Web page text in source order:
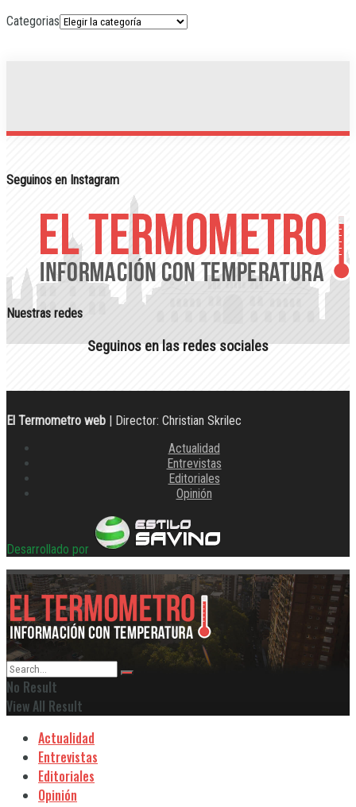
Categorias
Seguinos en Instagram
Nuestras redes
Seguinos en las redes sociales
El Termometro web | Director: Christian Skrilec
Actualidad
Entrevistas
Editoriales
Opinión
Desarrollado por
No Result
View All Result
Actualidad
Entrevistas
Editoriales
Opinión